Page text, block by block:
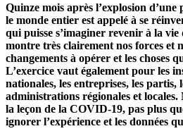
Quinze mois après l’explosion d’une
le monde entier est appelé à se
qui puisse s’imaginer revenir à la
montre très clairement nos forces et
changements à opérer et les choses
L’exercice vaut également pour les
nationales, les entreprises, les partis,
administrations régionales et locales.
la leçon de la COVID-19, pas plus
ignorer l’expérience et les données